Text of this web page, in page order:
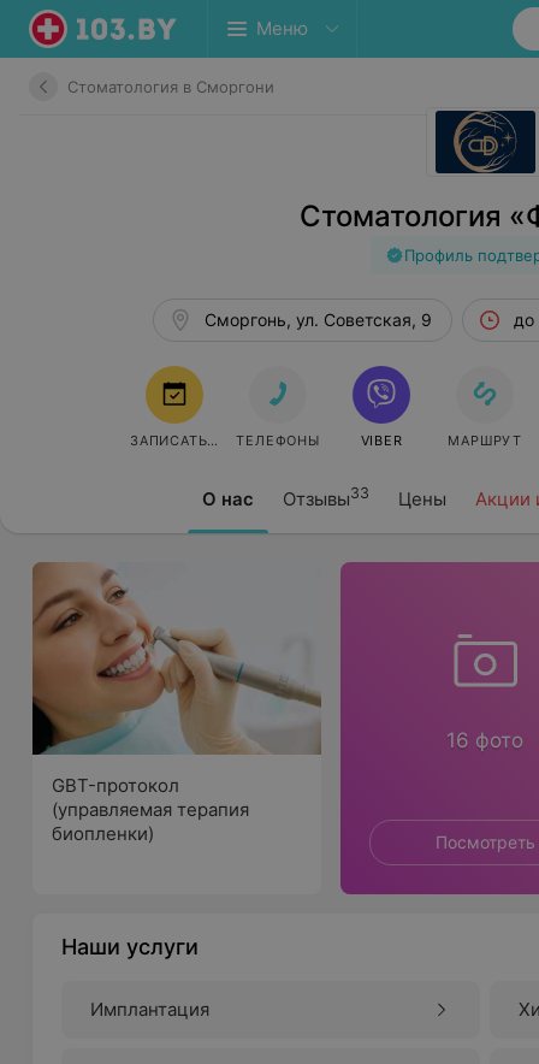
Меню
Стоматология в Сморгони
Стоматология
Профиль
О нас Отзывы33 Цены Акции
Сморгонь, ул. Советская, 9 до
ЗАПИСАТЬСЯ ТЕЛЕФОНЫ VIBER МАРШРУТ
GBT-протокол
(управляемая терапия
биопленки)
16 фото
Посмотреть
Наши услуги
Имплантация